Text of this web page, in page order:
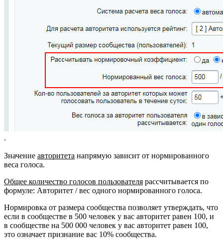
.
Значение авторитета напрямую зависит от нормированного
веса голоса.
Общее количество голосов пользователя рассчитывается по
формуле: Авторитет / вес одного нормированного голоса.
Нормировка от размера сообщества позволяет утверждать, что
если в сообществе в 500 человек у вас авторитет равен 100, и
в сообществе на 500 000 человек у вас авторитет равен 100,
это означает признание вас 10% сообщества.